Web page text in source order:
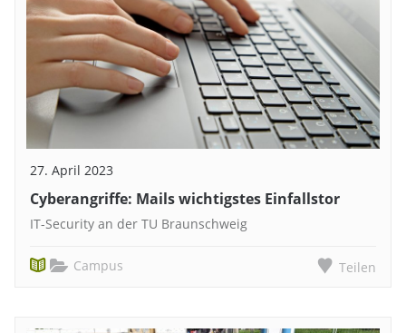
27. April 2023
Cyberangriffe: Mails wichtigstes Einfallstor
IT-Security an der TU Braunschweig
Campus Teilen